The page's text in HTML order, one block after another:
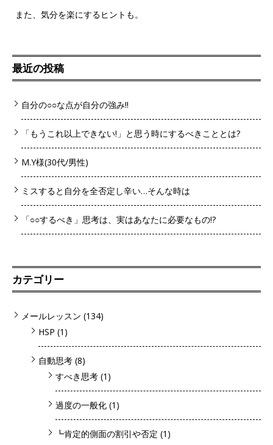
また、気分を楽にするヒントも。
最近の投稿
自分の○○な点が自分の強み!!
「もうこれ以上できない!」と思う時にするべきこととは?
M.Y様(30代/男性)
ミスすると自分を全否定し辛い…そんな時は
「○○するべき」思考は、実はあなたに必要なもの!?
カテゴリー
メールレッスン (134)
HSP (1)
自動思考 (8)
すべき思考 (1)
過度の一般化 (1)
┗肯定的側面の割引や否定 (1)